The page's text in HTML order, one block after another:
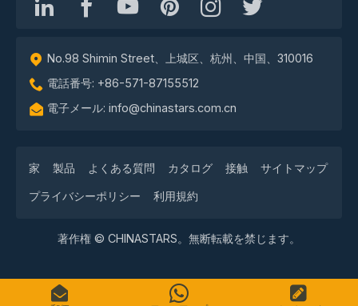
No.98 Shimin Street、上城区、杭州、中国、310016
電話番号: +86-571-87155512
電子メール: info@chinastars.com.cn
家 製品 よくある質問 カタログ 接触 サイトマップ
プライバシーポリシー 利用規約
著作権 © CHINASTARS。無断転載を禁じます。